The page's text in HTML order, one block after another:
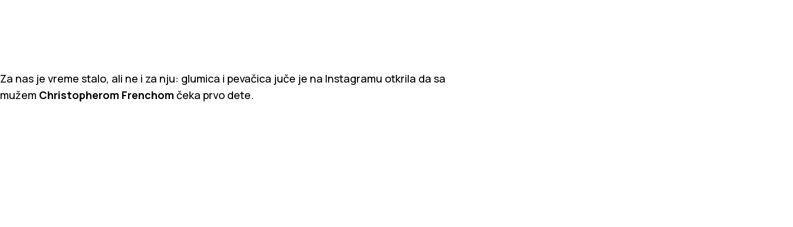
Za nas je vreme stalo, ali ne i za nju: glumica i pevačica juče je na Instagramu otkrila da sa
mužem Christopherom Frenchom čeka prvo dete.